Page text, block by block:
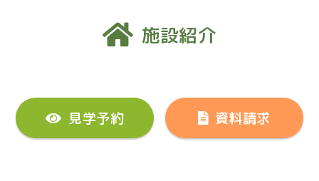
施設紹介
見学予約 資料請求